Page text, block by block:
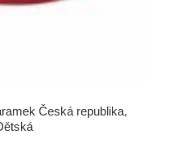
Česká republika,